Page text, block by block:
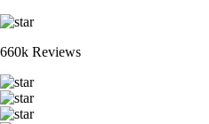
660k Reviews